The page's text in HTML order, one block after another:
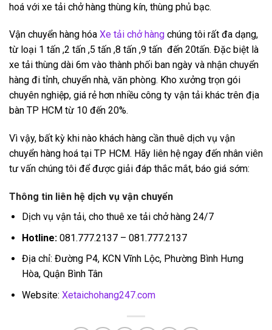
hoá với xe tải chở hàng thùng kín, thùng phủ bạc.
Vận chuyển hàng hóa Xe tải chở hàng chúng tôi rất đa dạng,
từ loại 1 tấn ,2 tấn ,5 tấn ,8 tấn ,9 tấn đến 20tấn. Đặc biệt là
xe tải thùng dài 6m vào thành phối ban ngày và nhận chuyển
hàng đi tỉnh, chuyển nhà, văn phòng. Kho xưởng trọn gói
chuyên nghiệp, giá rẻ hơn nhiều công ty vận tải khác trên địa
bàn TP HCM từ 10 đến 20%.
Vì vậy, bất kỳ khi nào khách hàng cần thuê dịch vụ vận
chuyển hàng hoá tại TP HCM. Hãy liên hệ ngay đến nhân viên
tư vấn chúng tôi để được giải đáp thắc mắt, báo giá sớm:
Thông tin liên hệ dịch vụ vận chuyển
Dịch vụ vận tải, cho thuê xe tải chở hàng 24/7
Hotline:081.777.2137 – 081.777.2137
Địa chỉ: Đường P4, KCN Vĩnh Lộc, Phường Bình Hưng
Hòa, Quận Bình Tân
Website: Xetaichohang247.com